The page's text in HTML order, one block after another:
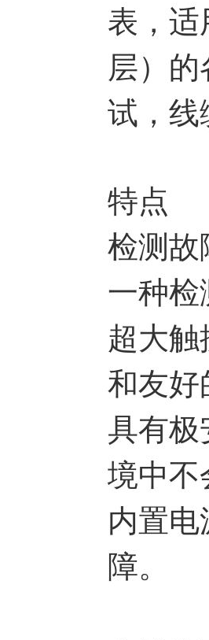
表，适
层）
试，线
特点
检测故
一种检
超大
和友好
具有极
境中不
内置
障。